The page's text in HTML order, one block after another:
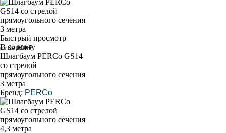
Быстрый просмотр
В корзину
от 94 000 ₽
Шлагбаум PERCo GS14
со стрелой
прямоугольного сечения
3 метра
Бренд: PERCo